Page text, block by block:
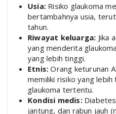
Usia: Risiko glaukoma
bertambahnya usia,
tahun.
Riwayat keluarga: Jika
yang menderita
yang lebih tinggi.
Etnis: Orang keturunan
memiliki risiko yang
glaukoma tertentu.
Kondisi medis:
jantung, dan rabun jauh